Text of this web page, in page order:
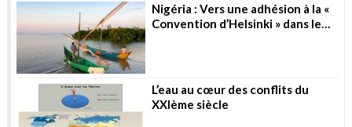
Nigéria : Vers une adhésion à la «
Convention d’Helsinki » dans le
L’eau au cœur des conflits du
XXIème siècle